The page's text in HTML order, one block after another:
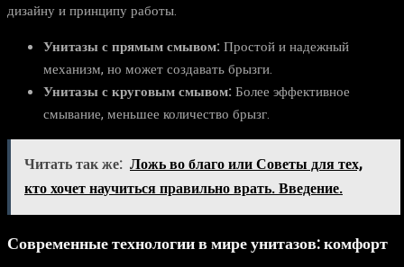
дизайну и принципу работы.
Унитазы с прямым смывом:Простой и надежный
механизм, но может создавать брызги.
Унитазы с круговым смывом:Более эффективное
смывание, меньшее количество брызг.
Читать так же: Ложь во благо или Советы для тех,
кто хочет научиться правильно врать. Введение.
Современные технологии в мире унитазов: комфорт